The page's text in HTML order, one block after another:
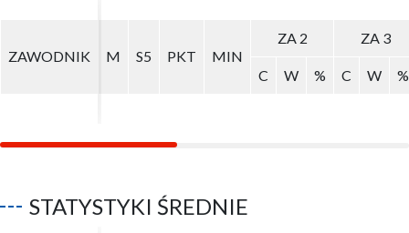
ZAWODNIK M S5 PKT MIN
ZA 2 ZA 3
C W % C W %
ZAWODNIK M S5 PKT MIN
ZA 2 ZA 3
C W % C W %
STATYSTYKI ŚREDNIE